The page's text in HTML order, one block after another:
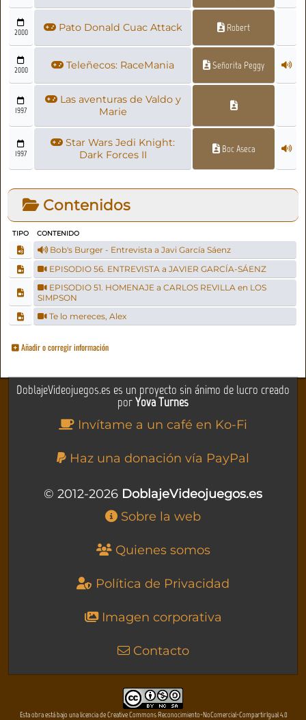
2000 Pato Donald Cuac Attack Robert
2000 Teleñecos: RaceMania Señorita Peggy
1997
Las aventuras de Valdo y
Marie
1997
Star Wars Jedi Knight:
Dark Forces II
Boc Aseca
Contenidos
TIPO CONTENIDO
Bob's Burger - Entrevista a Javi García Sáenz
EPISODIO 56. ENTREVISTA a JAVIER GARCÍA-SÁENZ
EPISODIO 51. HOMENAJE a CARLOS REVILLA en LOS
SIMPSON
Te lo mereces, Alex
Añadir o corregir información
DoblajeVideojuegos.es es un proyecto sin ánimo de lucro creado
porYova Turnes
Invítame a un café en Ko-Fi
Haz una donación vía PayPal
© 2012-2026 DoblajeVideojuegos.es
Sobre la web
Quienes somos
Política de Privacidad
Imagen corporativa
Contacto
Esta obra está bajo una licencia de Creative Commons Reconocimiento-NoComercial-CompartirIgual 4.0